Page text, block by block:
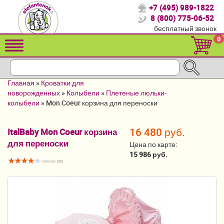
Спасибо, что выбрали нас!
Распродажа!
Детские коляски
Кроватки для новорожденных
Конверты, муфты
Постельные принадлежности
+7 (495) 989-1822
8 (800) 775-06-52
бесплатный звонок
0
Главная » Кроватки для
новорожденных » Колыбели » Плетеные люльки-
колыбели » Mon Coeur корзина для переноски
ItalBaby Mon Coeur корзина
для переноски
голосов: (22)
16 480 руб.
Цена по карте:
15 986 руб.